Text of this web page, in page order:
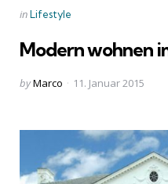
Categories
Posted
inLifestyle
Modern wohnen
Posted
byMarco 11. Januar 2015